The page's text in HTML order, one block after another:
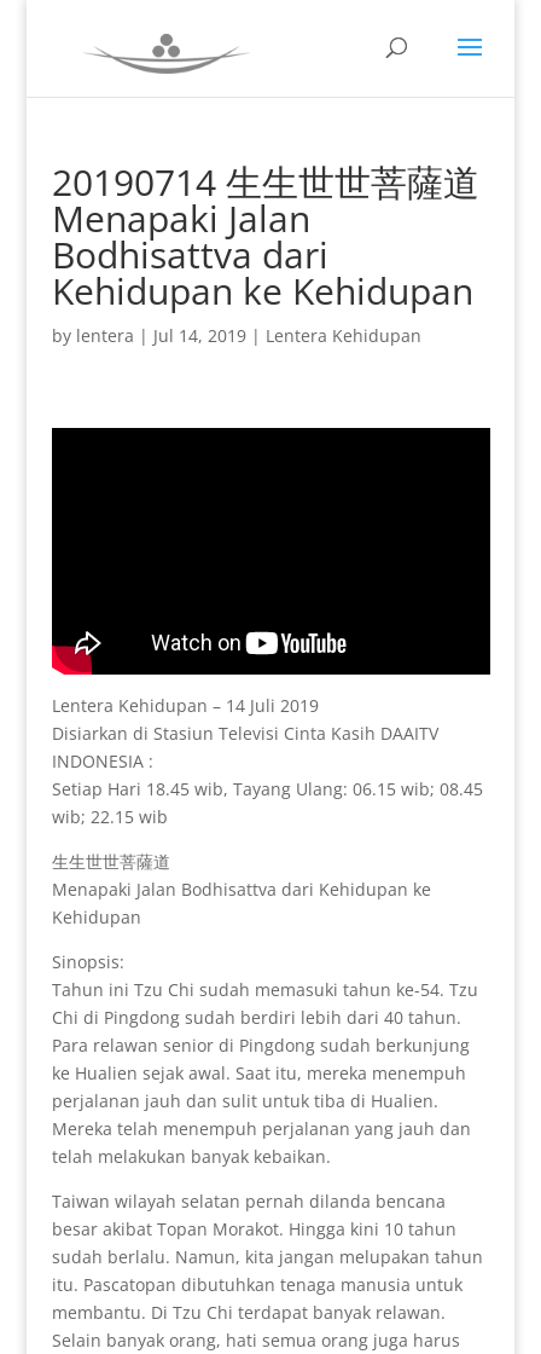
20190714 生生世世菩薩道
Menapaki Jalan
Bodhisattva dari
Kehidupan ke Kehidupan
by lentera | Jul 14, 2019| Lentera Kehidupan
Lentera Kehidupan – 14 Juli 2019
Disiarkan di Stasiun Televisi Cinta Kasih DAAITV
INDONESIA :
Setiap Hari 18.45 wib, Tayang Ulang: 06.15 wib; 08.45
wib; 22.15 wib
生生世世菩薩道
Menapaki Jalan Bodhisattva dari Kehidupan ke
Kehidupan
Sinopsis:
Tahun ini Tzu Chi sudah memasuki tahun ke-54. Tzu
Chi di Pingdong sudah berdiri lebih dari 40 tahun.
Para relawan senior di Pingdong sudah berkunjung
ke Hualien sejak awal. Saat itu, mereka menempuh
perjalanan jauh dan sulit untuk tiba di Hualien.
Mereka telah menempuh perjalanan yang jauh dan
telah melakukan banyak kebaikan.
Taiwan wilayah selatan pernah dilanda bencana
besar akibat Topan Morakot. Hingga kini 10 tahun
sudah berlalu. Namun, kita jangan melupakan tahun
itu. Pascatopan dibutuhkan tenaga manusia untuk
membantu. Di Tzu Chi terdapat banyak relawan.
Selain banyak orang, hati semua orang juga harus